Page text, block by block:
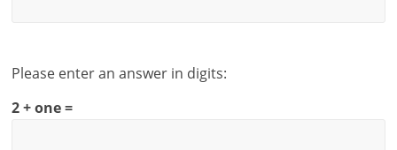
Please enter an answer in digits:
2 + one =